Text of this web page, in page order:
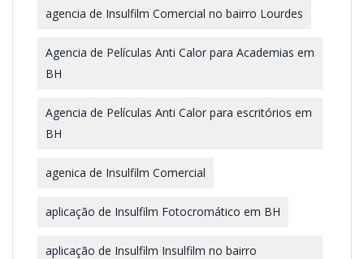
agencia de Insulfilm Comercial no bairro Lourdes
Agencia de Películas Anti Calor para Academias em
BH
Agencia de Películas Anti Calor para escritórios em
BH
agenica de Insulfilm Comercial
aplicação de Insulfilm Fotocromático em BH
aplicação de Insulfilm Insulfilm no bairro